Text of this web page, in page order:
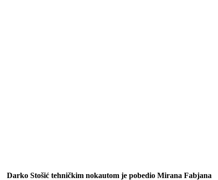
Darko Stošić tehničkim nokautom je pobedio Mirana Fabjana